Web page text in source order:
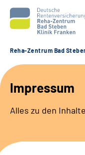
Unsere Klinik
Unsere Angebote
Reha-Zentrum Bad
Impressum
Alles zu den